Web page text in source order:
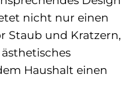
nicht nur einen
Staub und Kratzern,
Haushalt einen